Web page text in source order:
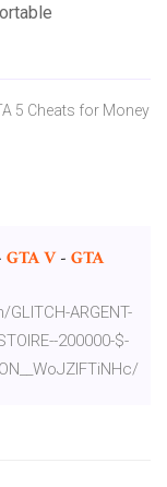
5 Cheats for Money
GTAV- GTA
ARGENT-
200000-$-